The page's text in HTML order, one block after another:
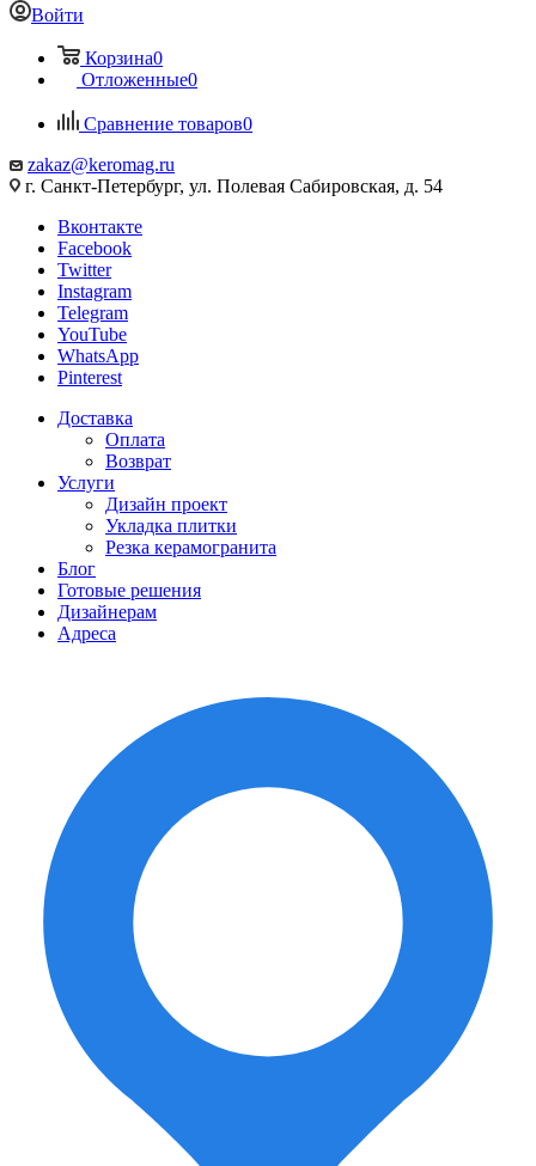
Войти
Корзина0
Отложенные0
Сравнение товаров0
zakaz@keromag.ru
г. Санкт-Петербург, ул. Полевая Сабировская, д. 54
Вконтакте
Facebook
Twitter
Instagram
Telegram
YouTube
WhatsApp
Pinterest
Доставка
Оплата
Возврат
Услуги
Дизайн проект
Укладка плитки
Резка керамогранита
Блог
Готовые решения
Дизайнерам
Адреса